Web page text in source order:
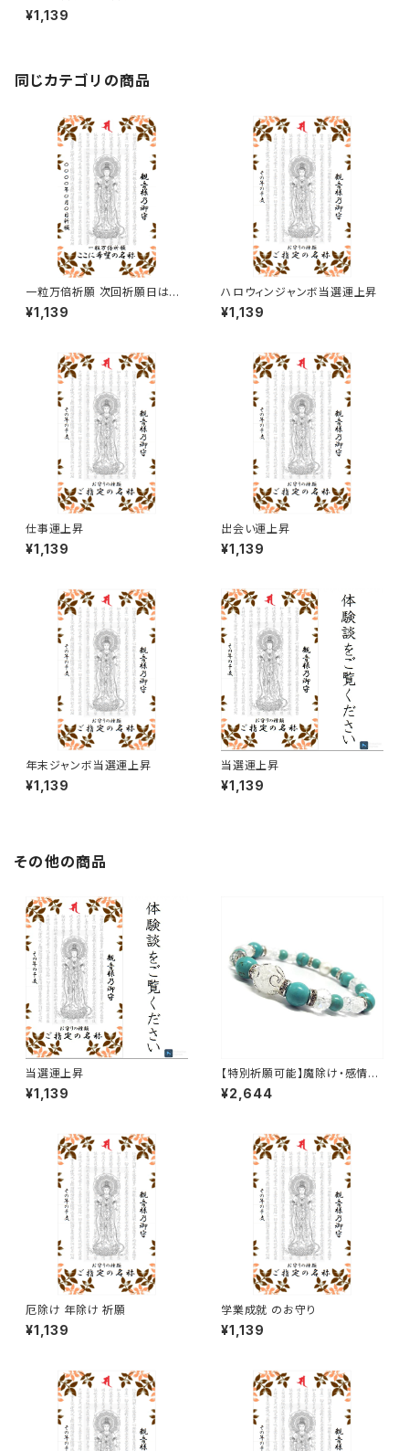
二五年二月十七日となり、発送
は祈願日当日以降で購入順とな
¥1,139
同じカテゴリの商品
一粒万倍祈願 次回祈願日は二
〇二六年三月十七日となり、発
送は祈願日当日以降で購入順と
¥1,139
ハロウィンジャンボ当選運上昇
¥1,139
仕事運上昇
¥1,139
出会い運上昇
¥1,139
年末ジャンボ当選運上昇
¥1,139
当選運上昇
¥1,139
その他の商品
当選運上昇
¥1,139
【特別祈願可能】魔除け・感情を
コントロール・クラック水晶 ター
コイズ パール パワーストーンブ
¥2,644
厄除け 年除け 祈願
¥1,139
学業成就 のお守り
¥1,139